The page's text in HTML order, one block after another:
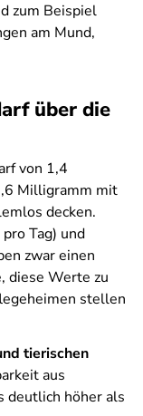
zum Beispiel
am Mund,
über die
von 1,4
Milligramm mit
decken.
Tag) und
zwar einen
diese Werte zu
stellen
tierischen
aus
deutlich höher als